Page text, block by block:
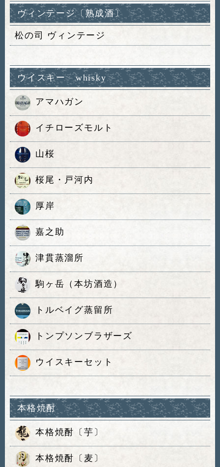
ヴィンテージ〔熟成酒〕
松の司 ヴィンテージ
ウイスキー whisky
アマハガン
イチローズモルト
山桜
桜尾・戸河内
厚岸
嘉之助
津貫蒸溜所
駒ヶ岳（本坊酒造）
トルベイグ蒸留所
トンプソンブラザーズ
ウイスキーセット
本格焼酎
本格焼酎〔芋〕
本格焼酎〔麦〕